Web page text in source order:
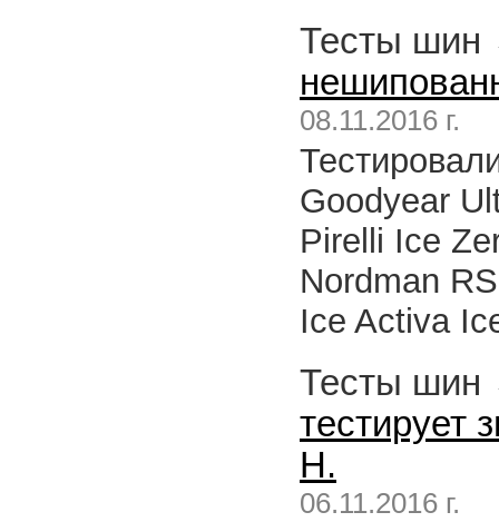
Тесты
08.11.2016 г.
Goodyear
Pirelli Ice
Nordman
Ice Activa
Тесты
тестирует
H.
06.11.2016 г.